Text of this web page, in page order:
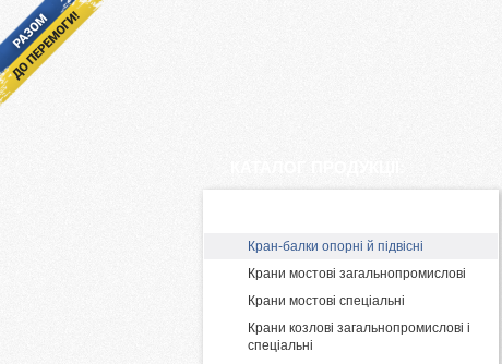
Кран-балки опорні й підвісні
Крани мостові загальнопромислові
Крани мостові спеціальні
Крани козлові загальнопромислові і
спеціальні